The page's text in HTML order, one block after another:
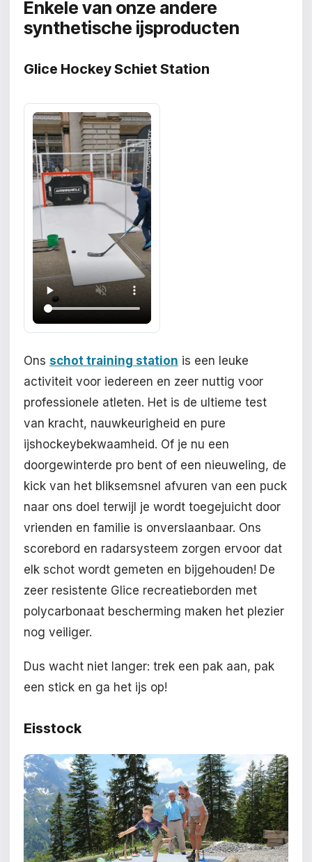
Enkele van onze andere
synthetische ijsproducten
Glice Hockey Schiet Station
Ons schot training station is een leuke
activiteit voor iedereen en zeer nuttig voor
professionele atleten. Het is de ultieme test
van kracht, nauwkeurigheid en pure
ijshockeybekwaamheid. Of je nu een
doorgewinterde pro bent of een nieuweling, de
kick van het bliksemsnel afvuren van een puck
naar ons doel terwijl je wordt toegejuicht door
vrienden en familie is onverslaanbaar. Ons
scorebord en radarsysteem zorgen ervoor dat
elk schot wordt gemeten en bijgehouden! De
zeer resistente Glice recreatieborden met
polycarbonaat bescherming maken het plezier
nog veiliger.
Dus wacht niet langer: trek een pak aan, pak
een stick en ga het ijs op!
Eisstock